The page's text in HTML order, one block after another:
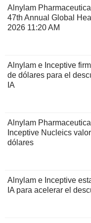
Alnylam
47th Annual Global
2026 11:20 AM
Alnylam e Inceptive
de dólares para el
IA
Alnylam
Inceptive Nucleics
dólares
Alnylam e Inceptive
IA para acelerar el